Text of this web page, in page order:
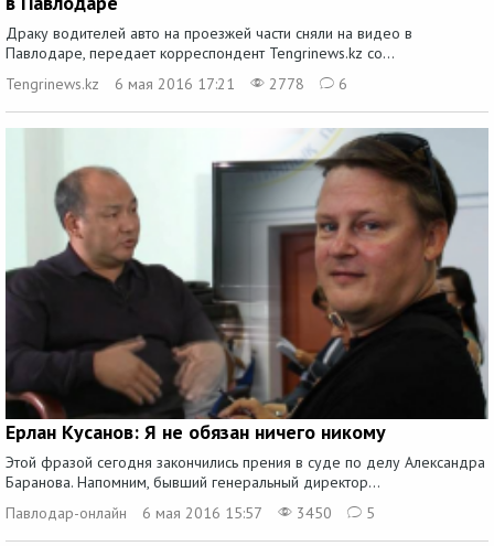
Драку водителей авто на проезжей части сняли на видео в
Павлодаре, передает корреспондент Tengrinews.kz со...
Tengrinews.kz
6 мая 2016 17:21 2778 6
Ерлан Кусанов: Я не обязан ничего никому
Этой фразой сегодня закончились прения в суде по делу Александра
Баранова. Напомним, бывший генеральный директор...
Павлодар-онлайн
6 мая 2016 15:57 3450 5